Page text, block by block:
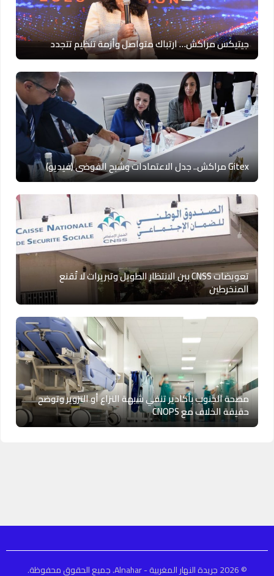
جيتيكس مراكش… ارتباك متواصل وأزمة تنظيم تتجدد
Gitex مراكش.. جدل الاعتمادات وشبح الفوضى (فيديو)
تعويضات CNSS بين الانتظار الطويل وتبريرات لا تُقنع
المنخرطين
مصحة الجنوب بأكادير تنفي شبهة النزاع أو التزوير وتوضح
حقيقة الخلاف مع CNOPS
© 2026 جريدة النهار المغربية - Alnahar. جميع الحقوق محفوظة.